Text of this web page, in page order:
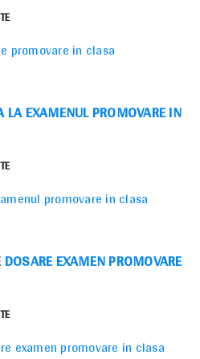
promovare in clasa
LA EXAMENUL PROMOVARE IN
promovare in clasa
EXAMEN PROMOVARE
examen promovare in clasa